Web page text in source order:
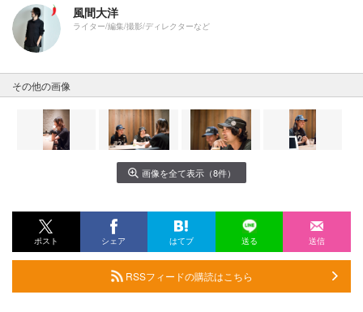
風間大洋
ライター/編集/撮影/ディレクターなど
その他の画像
画像を全て表示（8件）
ポスト シェア はてブ 送る 送信
RSSフィードの購読はこちら